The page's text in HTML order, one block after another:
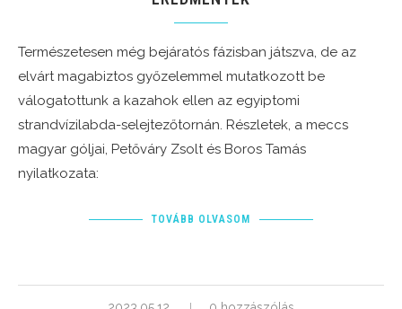
Természetesen még bejáratós fázisban játszva, de az
elvárt magabiztos győzelemmel mutatkozott be
válogatottunk a kazahok ellen az egyiptomi
strandvízilabda-selejtezőtornán. Részletek, a meccs
magyar góljai, Petőváry Zsolt és Boros Tamás
nyilatkozata:
TOVÁBB OLVASOM